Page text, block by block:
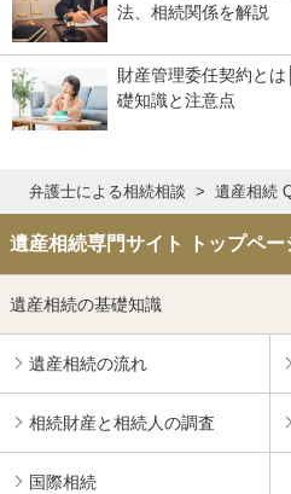
法、相続関係を解説
財産管理委任契約と
礎知識と注意点
弁護士による相続相談 遺産相続
遺産相続専門サイト トップペー
遺産相続の基礎知識
遺産相続の流れ
相続財産と相続人の調査
国際相続